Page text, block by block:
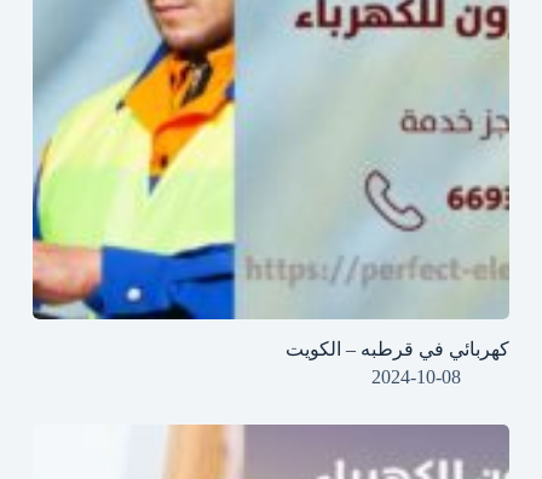
كهربائي في قرطبه – الكويت
2024-10-08